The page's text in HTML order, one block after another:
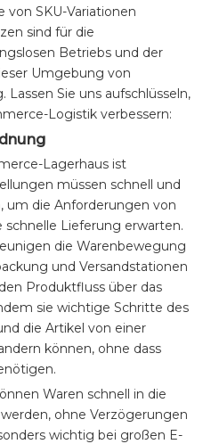
von SKU-Variationen
sind für die
Betriebs und der
Umgebung von
Sie uns aufschlüsseln,
Logistik verbessern:
Lagerhaus ist
müssen schnell und
um die Anforderungen von
schnelle Lieferung erwarten.
die Warenbewegung
und Versandstationen
Produktfluss über das
sie wichtige Schritte des
die Artikel von einer
können, ohne dass
Waren schnell in die
ohne Verzögerungen
wichtig bei großen E-